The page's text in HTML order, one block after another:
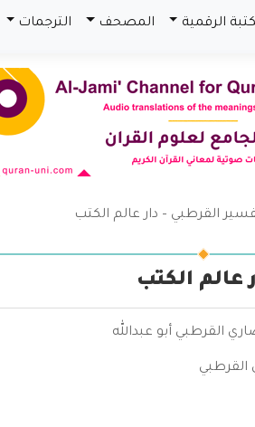
الرقمية المصحف الترجمات
القرطبي – دار عالم الكتب
عالم الكتب
القرطبي أبو عبدالله
القرطبي